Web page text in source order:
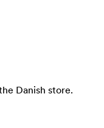
Danish store.